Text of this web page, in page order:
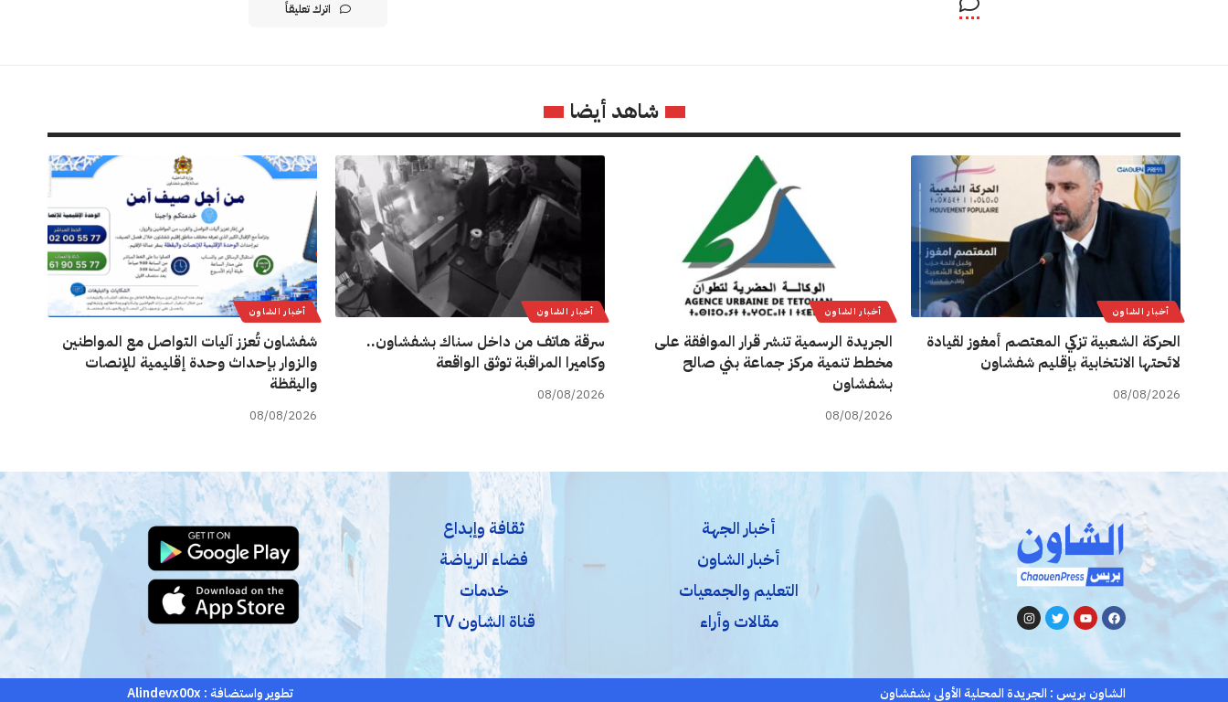
اترك تعليقاً
شاهد أيضا
أخبار الشاون
الحركة الشعبية تزكي المعتصم أمغوز لقيادة
لائحتها الانتخابية بإقليم شفشاون
08/08/2026
أخبار الشاون
الجريدة الرسمية تنشر قرار الموافقة على
مخطط تنمية مركز جماعة بني صالح
بشفشاون
08/08/2026
أخبار الشاون
سرقة هاتف من داخل سناك بشفشاون..
وكاميرا المراقبة توثق الواقعة
08/08/2026
أخبار الشاون
شفشاون تُعزز آليات التواصل مع المواطنين
والزوار بإحداث وحدة إقليمية للإنصات
واليقظة
08/08/2026
أخبار الجهة
أخبار الشاون
التعليم والجمعيات
مقالات وأراء
ثقافة وإبداع
فضاء الرياضة
خدمات
قناة الشاون TV
الشاون بريس : الجريدة المحلية الأولى بشفشاون تطوير واستضافة : Alindevx00x